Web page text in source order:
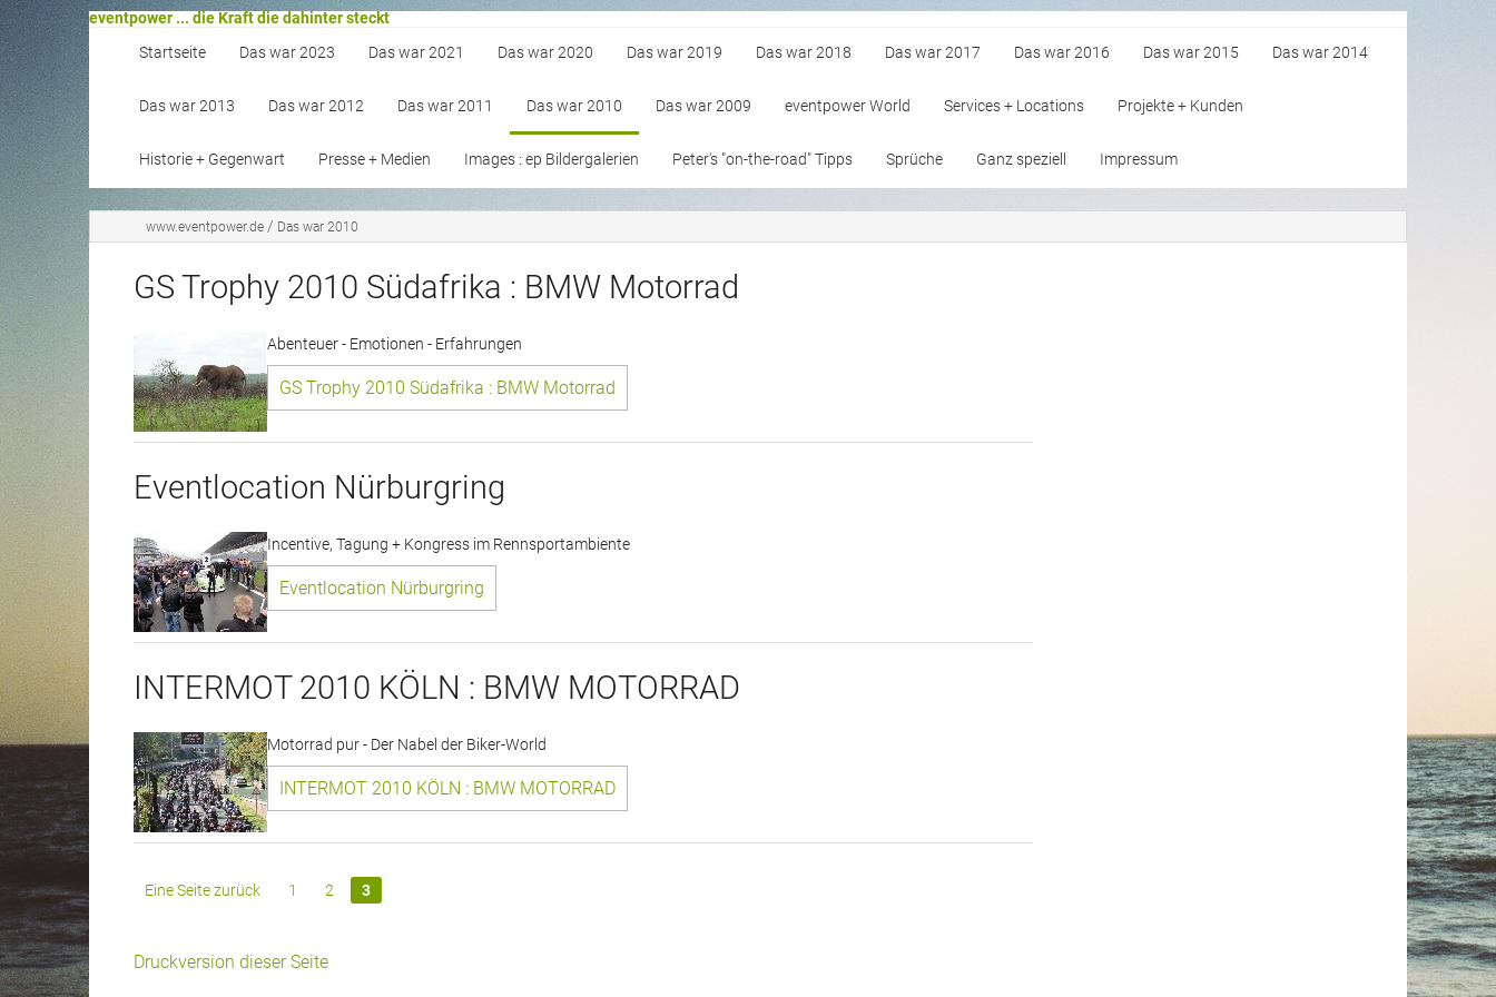
eventpower ... die Kraft die dahinter steckt
Startseite
Das war 2023 Das war 2021 Das war 2020 Das war 2019 Das war 2018 Das war 2017 Das war 2016 Das war 2015 Das war 2014
Das war 2013 Das war 2012 Das war 2011 Das war 2010 Das war 2009 eventpower World Services + Locations Projekte + Kunden
Historie + Gegenwart Presse + Medien Images : ep Bildergalerien Peter's "on-the-road" Tipps Sprüche Ganz speziell Impressum
www.eventpower.de / Das war 2010
GS Trophy 2010 Südafrika : BMW Motorrad
Abenteuer - Emotionen - Erfahrungen
GS Trophy 2010 Südafrika : BMW Motorrad
Eventlocation Nürburgring
Incentive, Tagung + Kongress im Rennsportambiente
Eventlocation Nürburgring
INTERMOT 2010 KÖLN : BMW MOTORRAD
Motorrad pur - Der Nabel der Biker-World
INTERMOT 2010 KÖLN : BMW MOTORRAD
Eine Seite zurück 1 2 3
Druckversion dieser Seite